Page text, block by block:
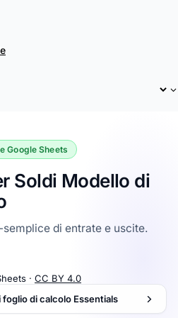
Google Sheets
Soldi Modello di
di entrate e uscite.
· CC BY 4.0
di calcolo Essentials